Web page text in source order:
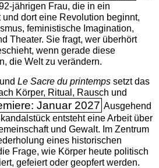
jährigen Frau, die in ein
dort eine Revolution beginnt,
feministische Imagination,
Theater. Sie fragt, wer überhört
wenn gerade diese
die Welt zu verändern.
Le Sacre du printempssetzt das
Körper, Ritual, Rausch und
Januar 2027 Ausgehend
entsteht eine Arbeit über
und Gewalt. Im Zentrum
eines historischen
Frage, wie Körper heute politisch
gefeiert oder geopfert werden.